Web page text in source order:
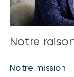
Notre
Notre mission